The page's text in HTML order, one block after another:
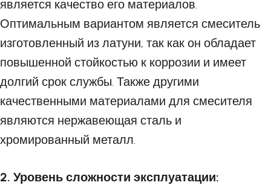
является качество его материалов.
Оптимальным вариантом является смеситель
изготовленный из латуни, так как он обладает
повышенной стойкостью к коррозии и имеет
долгий срок службы. Также другими
качественными материалами для смесителя
являются нержавеющая сталь и
хромированный металл.
2. Уровень сложности эксплуатации: